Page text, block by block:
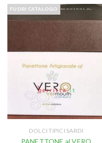
FUORI CATALOGO
DOLCI TIPICI SARDI